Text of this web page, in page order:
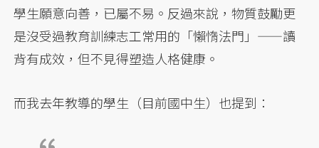
學生願意向善，已屬不易。反過來說，物質鼓勵更
是沒受過教育訓練志工常用的「懶惰法門」——讀
背有成效，但不見得塑造人格健康。
而我去年教導的學生（目前國中生）也提到：